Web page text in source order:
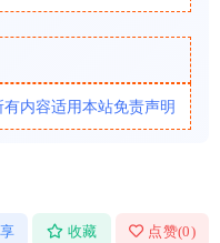
内容适用本站免责声明
收藏 点赞(0)